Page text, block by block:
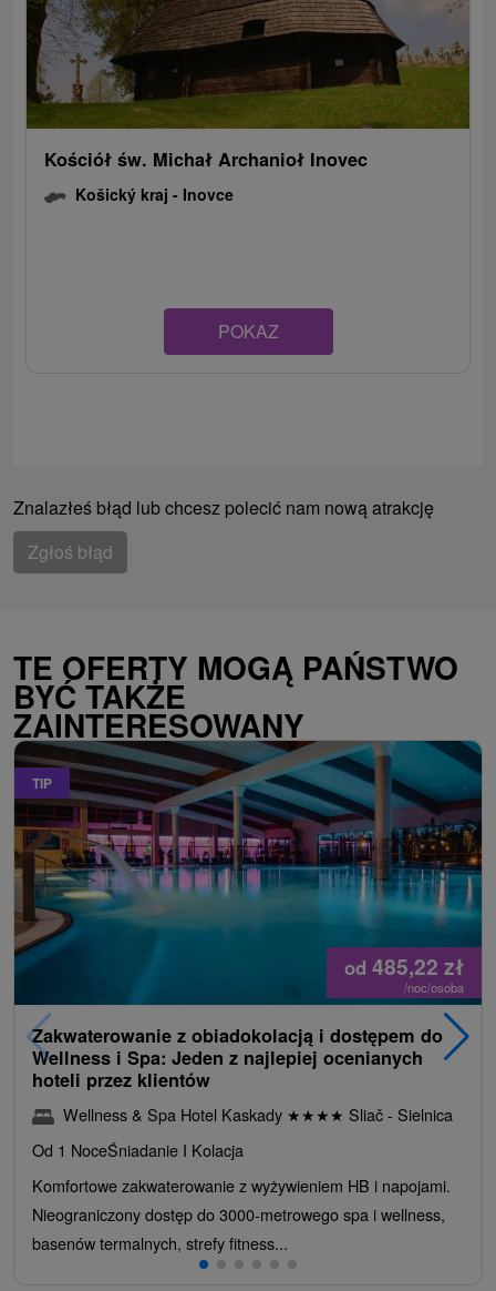
Kościół św. Michał Archanioł Inovec
Košický kraj - Inovce
POKAZ
Znalazłeś błąd lub chcesz polecić nam nową atrakcję
Zgłoś błąd
TE OFERTY MOGĄ PAŃSTWO
BYĆ TAKŻE
ZAINTERESOWANY
TIP
od 485,22 zł
/noc/osoba
Zakwaterowanie z obiadokolacją i dostępem do
Wellness i Spa: Jeden z najlepiej ocenianych
hoteli przez klientów
Wellness & Spa Hotel Kaskady ★★★★ Sliač - Sielnica
Od 1 NoceŚniadanie I Kolacja
Komfortowe zakwaterowanie z wyżywieniem HB i napojami.
Nieograniczony dostęp do 3000-metrowego spa i wellness,
basenów termalnych, strefy fitness...